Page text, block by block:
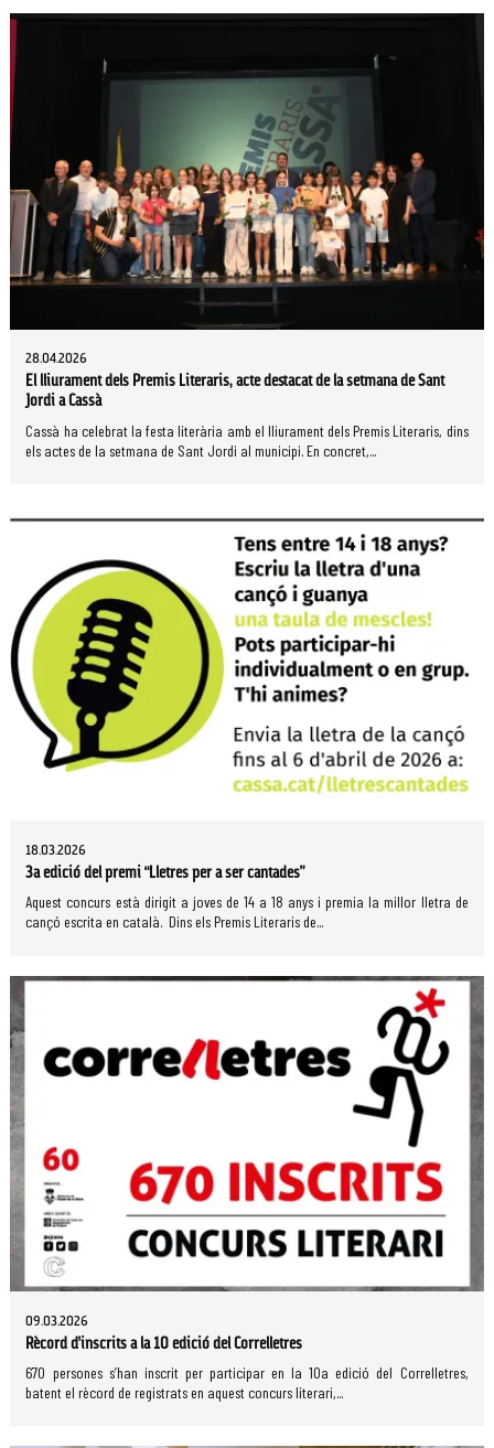
28.04.2026
El lliurament dels Premis Literaris, acte destacat de la setmana de Sant
Jordi a Cassà
Cassà ha celebrat la festa literària amb el lliurament dels Premis Literaris, dins
els actes de la setmana de Sant Jordi al municipi. En concret,...
18.03.2026
3a edició del premi “Lletres per a ser cantades”
Aquest concurs està dirigit a joves de 14 a 18 anys i premia la millor lletra de
cançó escrita en català. Dins els Premis Literaris de...
09.03.2026
Rècord d’inscrits a la 10 edició del Correlletres
670 persones s’han inscrit per participar en la 10a edició del Correlletres,
batent el rècord de registrats en aquest concurs literari,...